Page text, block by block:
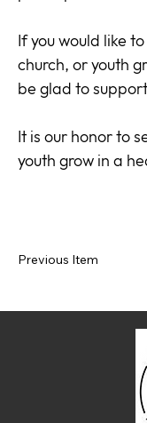
If you would like
church, or youth
be glad to
It is our honor to
youth grow in a
Previous Item